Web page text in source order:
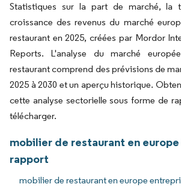
Statistiques sur la part de marché, la
croissance des revenus du marché
restaurant en 2025, créées par Mordor
Reports. L'analyse du marché
restaurant comprend des prévisions de
2025 à 2030 et un aperçu historique.
cette analyse sectorielle sous forme de
télécharger.
mobilier de restaurant en
rapport
mobilier de restaurant en europe